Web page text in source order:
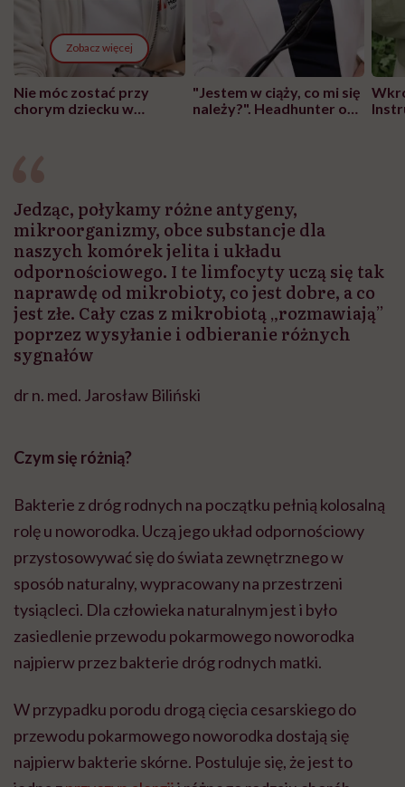
Zobacz więcej
Nie móc zostać przy
chorym dziecku w
"Jestem w ciąży, co mi się
należy?". Headhunter o
Jedząc, połykamy różne antygeny,
mikroorganizmy, obce substancje dla
naszych komórek jelita i układu
odpornościowego. I te limfocyty uczą się tak
naprawdę od mikrobioty, co jest dobre, a co
jest złe. Cały czas z mikrobiotą „rozmawiają”
poprzez wysyłanie i odbieranie różnych
sygnałów
dr n. med. Jarosław Biliński
Czym się różnią?
Bakterie z dróg rodnych na początku pełnią kolosalną
rolę u noworodka. Uczą jego układ odpornościowy
przystosowywać się do świata zewnętrznego w
sposób naturalny, wypracowany na przestrzeni
tysiącleci. Dla człowieka naturalnym jest i było
zasiedlenie przewodu pokarmowego noworodka
najpierw przez bakterie dróg rodnych matki.
W przypadku porodu drogą cięcia cesarskiego do
przewodu pokarmowego noworodka dostają się
najpierw bakterie skórne. Postuluje się, że jest to